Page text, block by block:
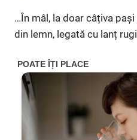
…În mâl, la doar câțiva
din lemn, legată cu lanț